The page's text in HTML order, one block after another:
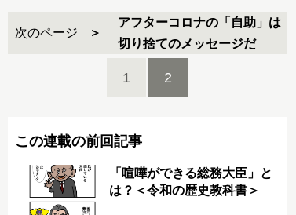
次のページ
アフターコロナの「自助」は
切り捨てのメッセージだ
1 2
この連載の前回記事
「喧嘩ができる総務大臣」と
は？＜令和の歴史教科書＞